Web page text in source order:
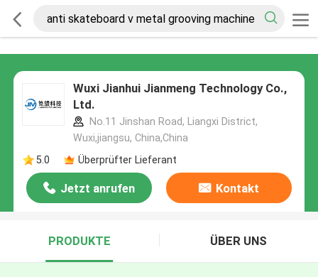
Wuxi Jianhui Jianmeng Technology Co.,
Ltd.
No.11 Jinshan Road, Liangxi District,
Wuxi,jiangsu, China,China
5.0
Überprüfter Lieferant
Jetzt anrufen Kontakt
PRODUKTE ÜBER UNS